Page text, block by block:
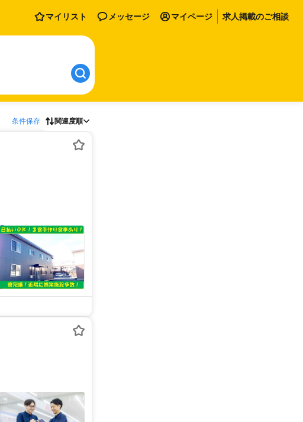
マイリスト メッセージ マイページ 求人掲載のご相談
条件保存 関連度順